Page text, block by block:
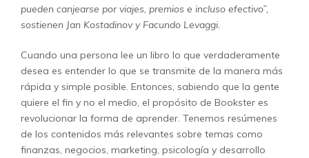
pueden canjearse por viajes, premios e incluso efectivo”,
sostienen Jan Kostadinov y Facundo Levaggi.
Cuando una persona lee un libro lo que verdaderamente
desea es entender lo que se transmite de la manera más
rápida y simple posible. Entonces, sabiendo que la gente
quiere el fin y no el medio, el propósito de Bookster es
revolucionar la forma de aprender. Tenemos resúmenes
de los contenidos más relevantes sobre temas como
finanzas, negocios, marketing, psicología y desarrollo